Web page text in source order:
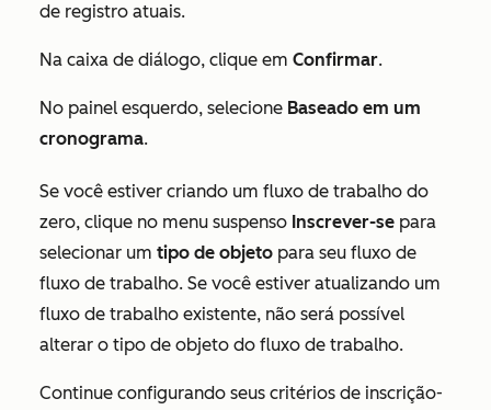
de registro atuais.
Na caixa de diálogo, clique em Confirmar.
No painel esquerdo, selecione Baseado em um
cronograma.
Se você estiver criando um fluxo de trabalho do
zero, clique no menu suspenso Inscrever-se para
selecionar um tipo de objeto para seu fluxo de
fluxo de trabalho. Se você estiver atualizando um
fluxo de trabalho existente, não será possível
alterar o tipo de objeto do fluxo de trabalho.
Continue configurando seus critérios de inscrição-